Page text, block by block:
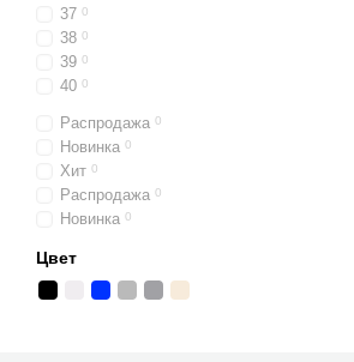
37 0
38 0
39 0
40 0
Распродажа 0
Новинка 0
Хит 0
Распродажа 0
Новинка 0
Цвет